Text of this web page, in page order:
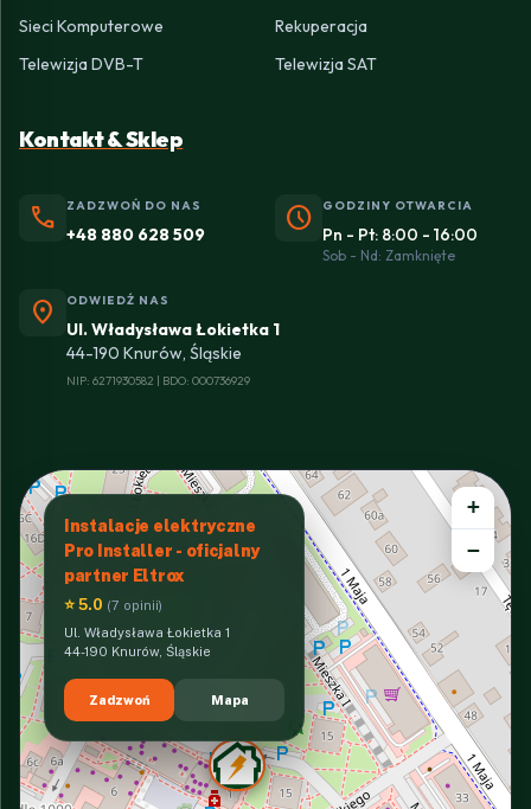
Sieci Komputerowe
Rekuperacja
Telewizja DVB-T
Telewizja SAT
Kontakt & Sklep
phone ZADZWOŃ DO NAS
+48 880 628 509 schedule GODZINY OTWARCIA
Pn - Pt: 8:00 - 16:00
Sob - Nd: Zamknięte
location_on ODWIEDŹ NAS
Ul. Władysława Łokietka 1
44-190 Knurów, Śląskie
NIP: 6271930582 | BDO: 000736929
Instalacje elektryczne
Pro Installer - oficjalny
partner Eltrox
⭐ 5.0 (7 opinii)
Ul. Władysława Łokietka 1
44-190 Knurów, Śląskie
Zadzwoń Mapa
+
−